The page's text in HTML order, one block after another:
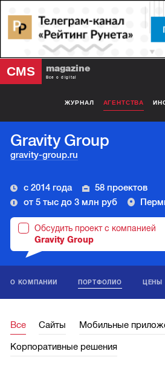
CMS magazine
Все о digital
ЖУРНАЛ АГЕНТСТВА
Gravity Group
gravity-group.ru
с 2014 года
58 проектов
от 5 тыс до 3 млн руб
Обсудить проект с компанией
Gravity Group
О КОМПАНИИ ПОРТФОЛИО ЦЕНЫ
Все Сайты Мобильные
Корпоративные решения